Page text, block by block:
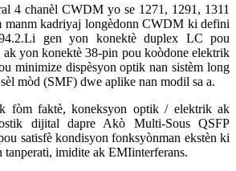
4 chanèl CWDM yo se 1271, 1291, 1311
manm kadriyaj longèdonn CWDM ki defini
gen yon konektè duplex LC pou
yon konektè 38-pin pou koòdone elektrik
minimize dispèsyon optik nan sistèm long
mòd (SMF) dwe aplike nan modil sa a.
fòm faktè, koneksyon optik / elektrik ak
dijital dapre Akò Multi-Sous QSFP
satisfè kondisyon fonksyònman ekstèn ki
tanperati, imidite ak EMIinterferans.